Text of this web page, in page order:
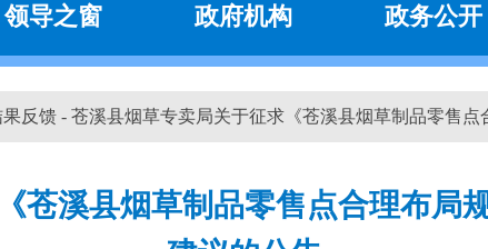
领导之窗 政府机构 政务公开
果反馈 - 苍溪县烟草专卖局关于征求《苍溪县烟草制品零售点
苍溪县烟草制品零售点合理布局